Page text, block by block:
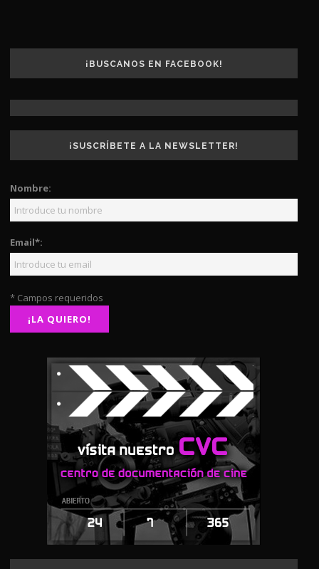
¡BUSCANOS EN FACEBOOK!
¡SUSCRÍBETE A LA NEWSLETTER!
Nombre:
Email*:
* Campos requeridos